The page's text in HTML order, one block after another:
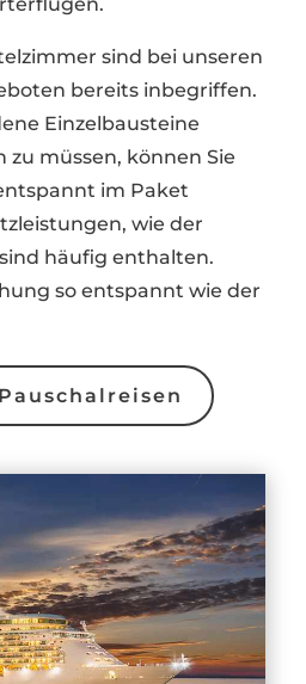
sind bei unseren
bereits inbegriffen.
Einzelbausteine
müssen, können Sie
im Paket
wie der
häufig enthalten.
so entspannt wie der